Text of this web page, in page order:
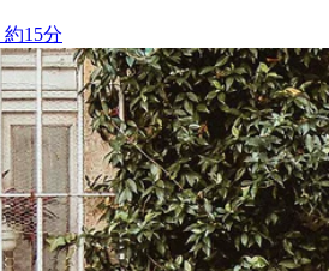
約15分